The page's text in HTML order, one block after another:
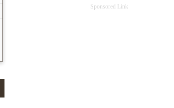
Sponsored Link